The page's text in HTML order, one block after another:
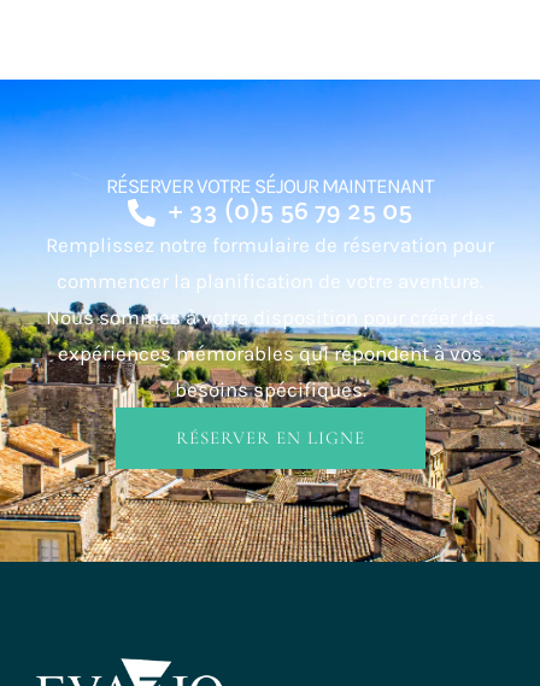
RÉSERVER VOTRE SÉJOUR MAINTENANT
+ 33 (0)5 56 79 25 05
Remplissez notre formulaire de réservation pour
commencer la planification de votre aventure.
Nous sommes à votre disposition pour créer des
expériences mémorables qui répondent à vos
besoins spécifiques.
RÉSERVER EN LIGNE